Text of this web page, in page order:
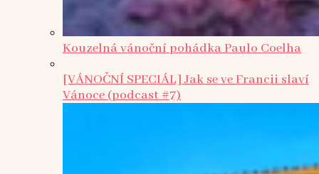
Kouzelná vánoční pohádka Paulo Coelha
[VÁNOČNÍ SPECIÁL] Jak se ve Francii slaví
Vánoce (podcast #7)